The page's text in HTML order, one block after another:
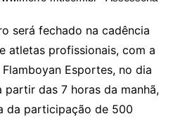
será fechado na cadência
atletas profissionais, com a
Esportes, no dia
partir das 7 horas da manhã,
da participação de 500